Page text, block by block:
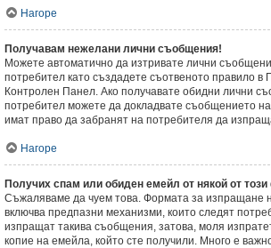
Нагоре
Получавам нежелани лични съобщения!
Можете автоматично да изтривате лични
потребител като създадете съотвеното правило в
Контролен Панел. Ако получавате обидни лични
потребител можете да докладвате съобщението
имат право да забранят на потребителя да
Нагоре
Получих спам или обиден емейл от някой от
Съжаляваме да чуем това. Формата за изпращане
включва предпазни механизми, които следят
изпращат такива съобщения, затова, моля
копие на емейла, който сте получили. Много е